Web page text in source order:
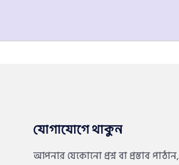
যোগাযোগে থাকুন
আপনার যেকোনো প্রশ্ন বা প্রস্তাব পাঠান,